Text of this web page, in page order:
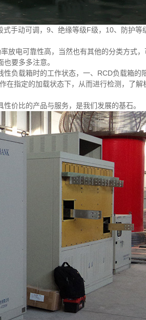
手动可调，9、绝缘等级F级，10、防护等
放电可靠性高，当然也有其他的分类方式
要多多注意。
负载箱时的工作状态，一、RCD负载箱的
在指定的加载状态下，从而进行检测，了
价比的产品与服务，是我们发展的基石。